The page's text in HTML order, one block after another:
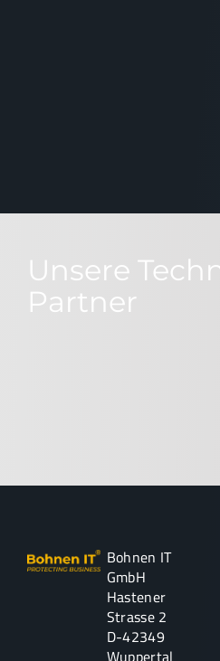
Unsere
Partner
Bohnen IT
GmbH
Hastener
Strasse 2
D-42349